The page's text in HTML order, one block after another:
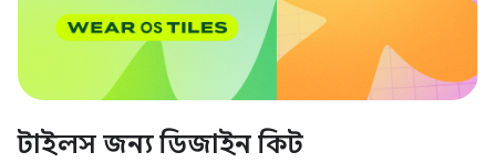
টাইলস জন্য ডিজাইন কিট